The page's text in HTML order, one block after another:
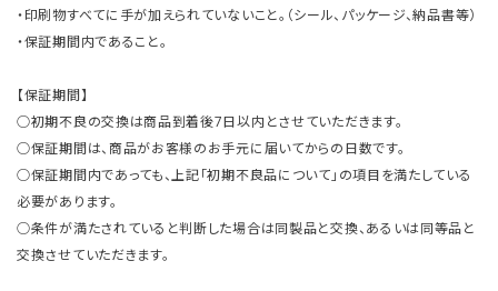
・印刷物すべてに手が加えられていないこと。（シール、パッケージ、納品書等）
・保証期間内であること。
【保証期間】
○初期不良の交換は商品到着後7日以内とさせていただきます。
○保証期間は、商品がお客様のお手元に届いてからの日数です。
○保証期間内であっても、上記「初期不良品について」の項目を満たしている
必要があります。
○条件が満たされていると判断した場合は同製品と交換、あるいは同等品と
交換させていただきます。